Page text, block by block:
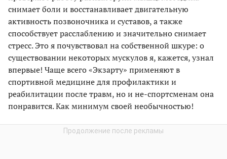
снимает боли и восстанавливает двигательную
активность позвоночника и суставов, а также
способствует расслаблению и значительно снимает
стресс. Это я почувствовал на собственной шкуре: о
существовании некоторых мускулов я, кажется, узнал
впервые! Чаще всего «Экзарту» применяют в
спортивной медицине для профилактики и
реабилитации после травм, но и не-спортсменам она
понравится. Как минимум своей необычностью!